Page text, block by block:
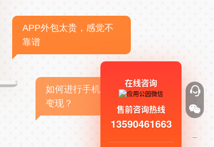
APP外包太贵，感觉不
靠谱
如何进行手机APP商业
变现？
在线咨询
售前咨询热线
13590461663